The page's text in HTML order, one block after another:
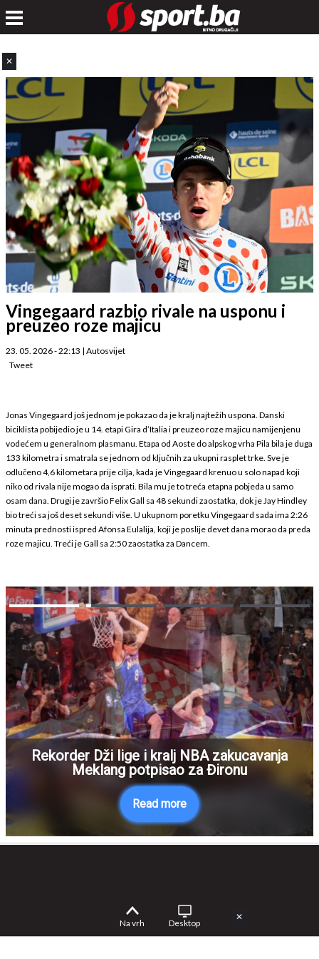
✕
Vingegaard razbio rivale na usponu i
preuzeo roze majicu
23. 05. 2026 - 22:13 | Autosvijet
Tweet
Jonas Vingegaard još jednom je pokazao da je kralj najtežih uspona. Danski
biciklista pobijedio je u 14. etapi Gira d’Italia i preuzeo roze majicu namijenjenu
vodećem u generalnom plasmanu. Etapa od Aoste do alpskog vrha Pila bila je duga
133 kilometra i smatrala se jednom od ključnih za ukupni rasplet trke. Sve je
odlučeno 4,6 kilometara prije cilja, kada je Vingegaard krenuo u solo napad koji
niko od rivala nije mogao da isprati. Bila mu je to treća etapna pobjeda u samo
osam dana. Drugi je završio Felix Gall sa 48 sekundi zaostatka, dok je Jay Hindley
bio treći sa još deset sekundi više. U ukupnom poretku Vingegaard sada ima 2:26
minuta prednosti ispred Afonsa Eulalija, koji je poslije devet dana morao da preda
roze majicu. Treći je Gall sa 2:50 zaostatka za Dancem.
Rekorder Dži lige i kralj NBA zakucavanja
Meklang potpisao za Đironu
Read more
Na vrh Desktop
✕